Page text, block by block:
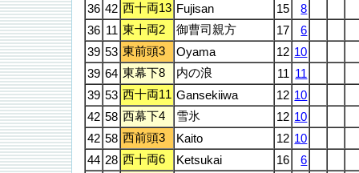
36 42 西十両13 Fujisan 15
8
36 11 東十両2 御曹司親方 17
6
39 53 東前頭3 Oyama 12 10
39 64 東幕下8 内の浪 11 11
39 53 西十両11 Gansekiiwa 12 10
42 58 西幕下4 雪氷 12 10
42 58 西前頭3 Kaito 12 10
44 28 西十両6 Ketsukai 16
6